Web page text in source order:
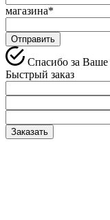
магазина*
Спасибо за
Быстрый заказ